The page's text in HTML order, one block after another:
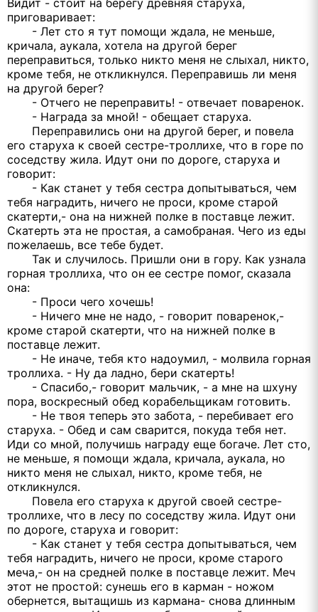
Видит - стоит на берегу древняя старуха,
приговаривает:
- Лет сто я тут помощи ждала, не меньше,
кричала, аукала, хотела на другой берег
переправиться, только никто меня не слыхал, никто,
кроме тебя, не откликнулся. Переправишь ли меня
на другой берег?
- Отчего не переправить! - отвечает поваренок.
- Награда за мной! - обещает старуха.
Переправились они на другой берег, и повела
его старуха к своей сестре-троллихе, что в горе по
соседству жила. Идут они по дороге, старуха и
говорит:
- Как станет у тебя сестра допытываться, чем
тебя наградить, ничего не проси, кроме старой
скатерти,- она на нижней полке в поставце лежит.
Скатерть эта не простая, а самобраная. Чего из еды
пожелаешь, все тебе будет.
Так и случилось. Пришли они в гору. Как узнала
горная троллиха, что он ее сестре помог, сказала
она:
- Проси чего хочешь!
- Ничего мне не надо, - говорит поваренок,-
кроме старой скатерти, что на нижней полке в
поставце лежит.
- Не иначе, тебя кто надоумил, - молвила горная
троллиха. - Ну да ладно, бери скатерть!
- Спасибо,- говорит мальчик, - а мне на шхуну
пора, воскресный обед корабельщикам готовить.
- Не твоя теперь это забота, - перебивает его
старуха. - Обед и сам сварится, покуда тебя нет.
Иди со мной, получишь награду еще богаче. Лет сто,
не меньше, я помощи ждала, кричала, аукала, но
никто меня не слыхал, никто, кроме тебя, не
откликнулся.
Повела его старуха к другой своей сестре-
троллихе, что в лесу по соседству жила. Идут они
по дороге, старуха и говорит:
- Как станет у тебя сестра допытываться, чем
тебя наградить, ничего не проси, кроме старого
меча,- он на средней полке в поставце лежит. Меч
этот не простой: сунешь его в карман - ножом
обернется, вытащишь из кармана- снова длинным